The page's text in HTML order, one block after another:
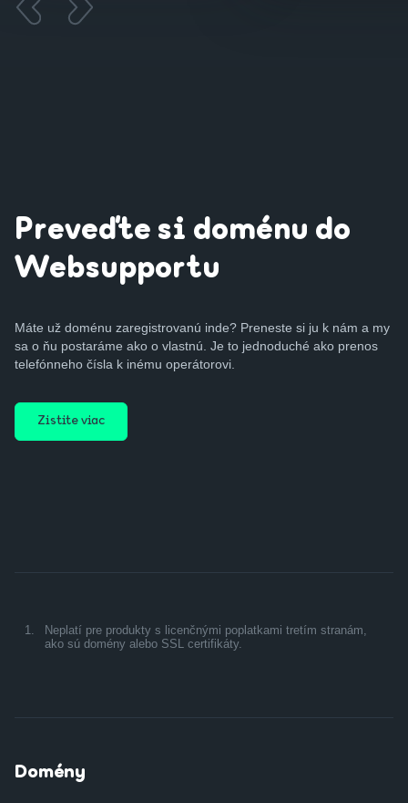
Preveďte si doménu do
Websupportu
Máte už doménu zaregistrovanú inde? Preneste si ju k nám a my
sa o ňu postaráme ako o vlastnú. Je to jednoduché ako prenos
telefónneho čísla k inému operátorovi.
Zistite viac
1.
Neplatí pre produkty s licenčnými poplatkami tretím stranám,
ako sú domény alebo SSL certifikáty.
Domény